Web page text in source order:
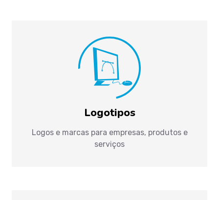
Logotipos
Logos e marcas para empresas, produtos e
serviços